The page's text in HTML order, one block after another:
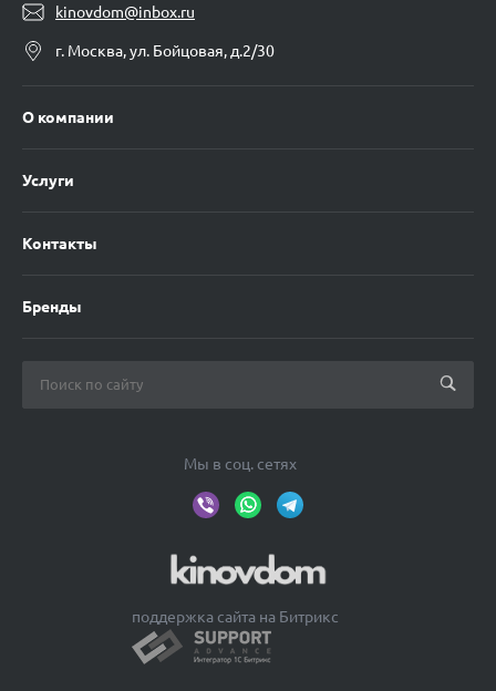
kinovdom@inbox.ru
г. Москва, ул. Бойцовая, д.2/30
О компании
Услуги
Контакты
Бренды
Мы в соц. сетях
поддержка сайта на Битрикс